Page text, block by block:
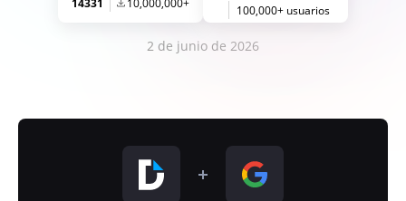
14331 10,000,000+
100,000+ usuarios
2 de junio de 2026